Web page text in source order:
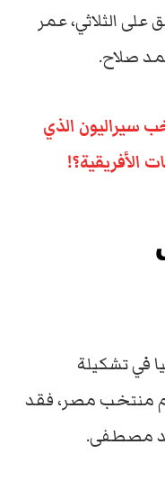
الثلاثي، عمر
صلاح.
سيراليون الذي
الأفريقية؟!
في تشكيلة
منتخب مصر، فقد
مصطفى.